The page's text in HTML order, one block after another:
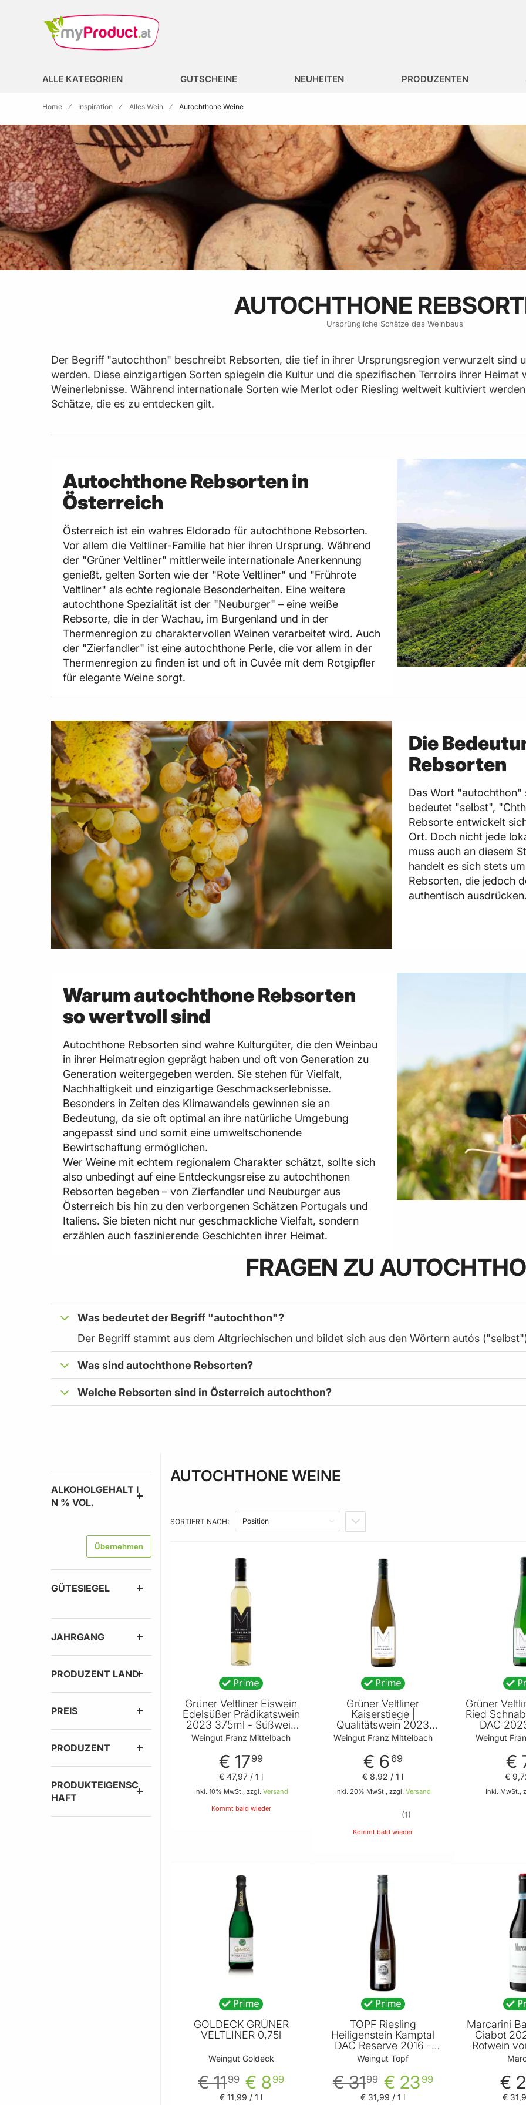
ALLE KATEGORIEN GUTSCHEINE NEUHEITEN PRODUZENTEN
Home Inspiration Alles Wein Autochthone Weine
AUTOCHTHONE
Ursprüngliche Schätze des Weinbaus
Der Begriff "autochthon" beschreibt Rebsorten, die tief in ihrer Ursprungsregion verwurzelt sind
werden. Diese einzigartigen Sorten spiegeln die Kultur und die spezifischen Terroirs ihrer
Weinerlebnisse. Während internationale Sorten wie Merlot oder Riesling weltweit kultiviert
Schätze, die es zu entdecken gilt.
Autochthone Rebsorten in
Österreich
Österreich ist ein wahres Eldorado für autochthone Rebsorten.
Vor allem die Veltliner-Familie hat hier ihren Ursprung. Während
der "Grüner Veltliner" mittlerweile internationale Anerkennung
genießt, gelten Sorten wie der "Rote Veltliner" und "Frührote
Veltliner" als echte regionale Besonderheiten. Eine weitere
autochthone Spezialität ist der "Neuburger" – eine weiße
Rebsorte, die in der Wachau, im Burgenland und in der
Thermenregion zu charaktervollen Weinen verarbeitet wird. Auch
der "Zierfandler" ist eine autochthone Perle, die vor allem in der
Thermenregion zu finden ist und oft in Cuvée mit dem Rotgipfler
für elegante Weine sorgt.
Die
Rebsorten
Das Wort "autochthon"
bedeutet "selbst",
Rebsorte entwickelt
Ort. Doch nicht jede
muss auch an diesem
handelt es sich stets
Rebsorten, die jedoch
authentisch
Warum autochthone Rebsorten
so wertvoll sind
Autochthone Rebsorten sind wahre Kulturgüter, die den Weinbau
in ihrer Heimatregion geprägt haben und oft von Generation zu
Generation weitergegeben werden. Sie stehen für Vielfalt,
Nachhaltigkeit und einzigartige Geschmackserlebnisse.
Besonders in Zeiten des Klimawandels gewinnen sie an
Bedeutung, da sie oft optimal an ihre natürliche Umgebung
angepasst sind und somit eine umweltschonende
Bewirtschaftung ermöglichen.
Wer Weine mit echtem regionalem Charakter schätzt, sollte sich
also unbedingt auf eine Entdeckungsreise zu autochthonen
Rebsorten begeben – von Zierfandler und Neuburger aus
Österreich bis hin zu den verborgenen Schätzen Portugals und
Italiens. Sie bieten nicht nur geschmackliche Vielfalt, sondern
erzählen auch faszinierende Geschichten ihrer Heimat.
FRAGEN ZU
Was bedeutet der Begriff "autochthon"?
Der Begriff stammt aus dem Altgriechischen und bildet sich aus den Wörtern autós
Was sind autochthone Rebsorten?
Welche Rebsorten sind in Österreich autochthon?
ALKOHOLGEHALT I
N % VOL.
Übernehmen
GÜTESIEGEL
JAHRGANG
PRODUZENT LAND
PREIS
PRODUZENT
PRODUKTEIGENSC
HAFT
AUTOCHTHONE WEINE
SORTIERT NACH: IN ABSTEIGENDER REIHENFOLGE
Grüner Veltliner Eiswein
Edelsüßer Prädikatswein
2023 375ml - Süßwein
von Weingut Franz
Mittelbach
Weingut Franz Mittelbach
€ 1799
Inkl. 10% MwSt., zzgl. Versand
€ 47,97 / 1 l
Kommt bald wieder
Grüner Veltliner
Kaiserstiege |
Qualitätswein 2023
750ml - Weißwein von
Weingut Franz Mittelbach
Weingut Franz Mittelbach
€ 6 69
Inkl. 20% MwSt., zzgl. Versand
€ 8,92 / 1 l
1
Kommt bald wieder
Grüner
Ried
DAC
Weißwein
Franz
Weingut
€
Inkl. MwSt.,
€ 9,
GOLDECK GRÜNER
VELTLINER 0,75l
Weingut Goldeck
€ 899
€ 1199
€ 11,99 / 1 l
TOPF Riesling
Heiligenstein Kamptal
DAC Reserve 2016 -
750ml
Weingut Topf
€ 23 99
€ 3199
€ 31,99 / 1 l
Marcarini
Ciabot
Rotwein
€
€ 31,